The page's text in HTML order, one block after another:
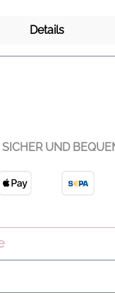
Details
UND